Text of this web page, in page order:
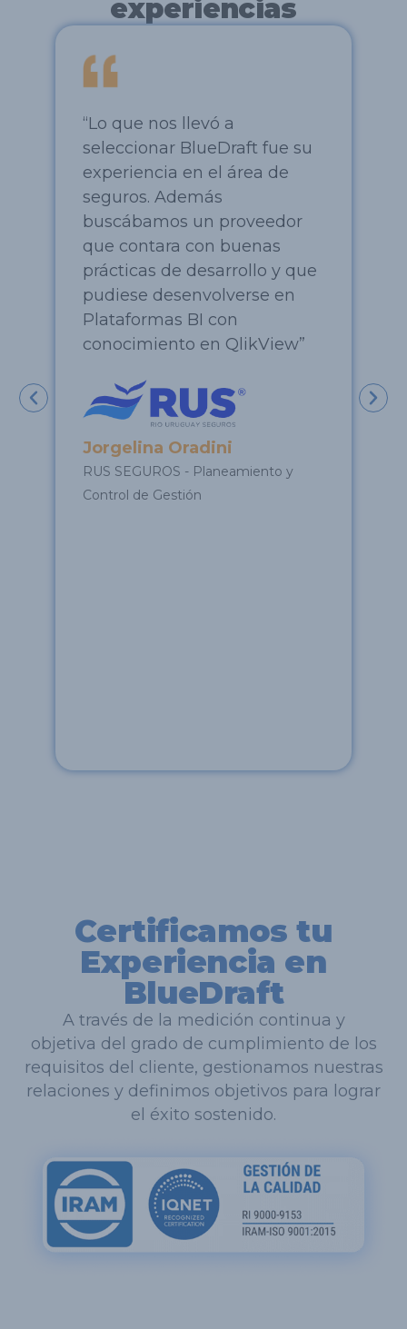
experiencias
“Lo que nos llevó a
seleccionar BlueDraft fue su
experiencia en el área de
seguros. Además
buscábamos un proveedor
que contara con buenas
prácticas de desarrollo y que
pudiese desenvolverse en
Plataformas BI con
conocimiento en QlikView”
Jorgelina Oradini
RUS SEGUROS - Planeamiento y
Control de Gestión
Certificamos tu
Experiencia en
BlueDraft
A través de la medición continua y
objetiva del grado de cumplimiento de los
requisitos del cliente, gestionamos nuestras
relaciones y definimos objetivos para lograr
el éxito sostenido.